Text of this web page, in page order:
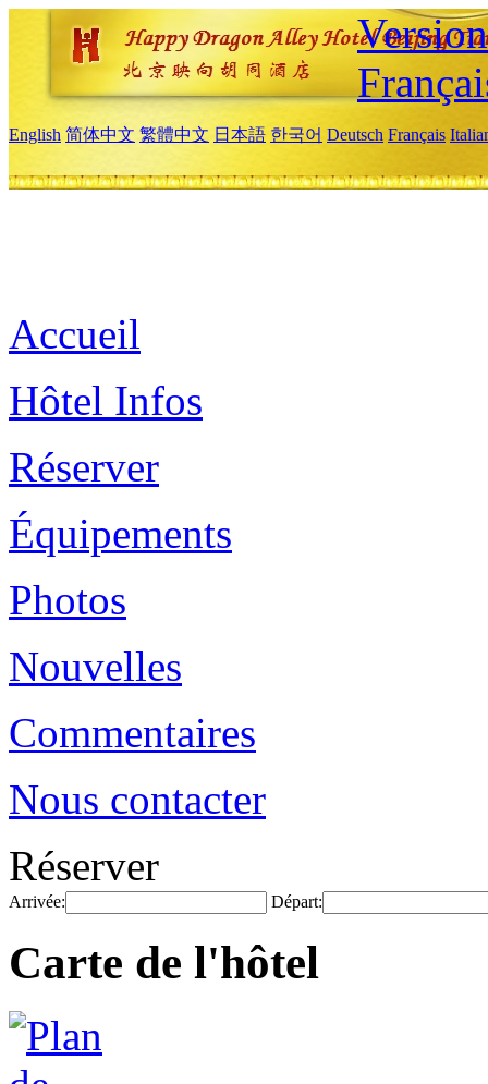
English 简体中文 繁體中文 日本語 한국어 Deutsch Français
Accueil
Hôtel Infos
Réserver
Équipements
Photos
Nouvelles
Commentaires
Nous contacter
Réserver
Arrivée: Départ:
Carte de l'hôtel